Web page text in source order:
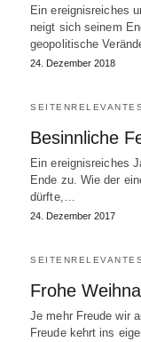
Ein ereignisreiches
neigt sich seinem
geopolitische
24. Dezember 2018
SEITENRELEVANTES
Besinnliche
Ein ereignisreiches
Ende zu. Wie der
dürfte,…
24. Dezember 2017
SEITENRELEVANTES
Frohe
Je mehr Freude wir
Freude kehrt ins